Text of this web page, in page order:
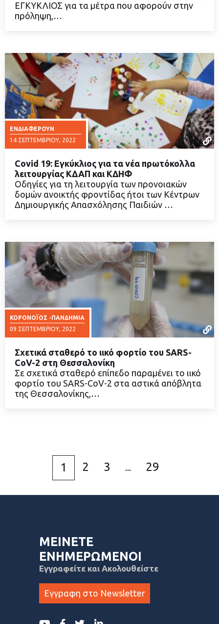
ΔΙΑΒΑΣΤΕ ΠΕΡΙΣΣΟΤΕΡΑ
ΕΓΚΥΚΛΙΟΣ για τα μέτρα που αφορούν στην
πρόληψη,…
ΕΝΔΙΑΦΈΡΟΥΝ
14 ΣΕΠΤΕΜΒΡΊΟΥ, 2022
ΔΙΑΒΑΣΤΕ ΠΕΡΙΣΣΟΤΕΡΑ
Covid 19: Εγκύκλιος για τα νέα πρωτόκολλα
λειτουργίας ΚΔΑΠ και ΚΔΗΦ
Οδηγίες για τη λειτουργία των προνοιακών
δομών ανοικτής φροντίδας ήτοι των Κέντρων
Δημιουργικής Απασχόλησης Παιδιών …
ΚΟΡΟΝΟΪΟΣ -ΠΑΝΔΗΜΙΑ
09 ΣΕΠΤΕΜΒΡΊΟΥ, 2022
ΔΙΑΒΑΣΤΕ ΠΕΡΙΣΣΟΤΕΡΑ
Σχετικά σταθερό το ιικό φορτίο του SARS-
CoV-2 στη Θεσσαλονίκη
Σε σχετικά σταθερό επίπεδο παραμένει το ιικό
φορτίο του SARS-CoV-2 στα αστικά απόβλητα
της Θεσσαλονίκης,…
1 2 3 ... 29
ΜΕΙΝΕΤΕ
ΕΝΗΜΕΡΩΜΕΝΟΙ
Εγγραφείτε και Ακολουθείστε
Εγγραφη στο Newsletter